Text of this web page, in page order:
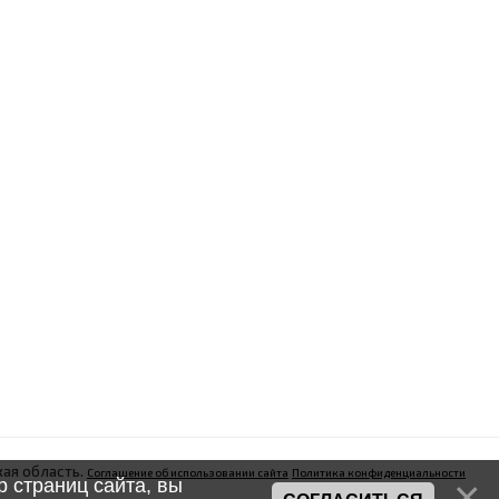
область. Соглашение об использовании сайта Политика конфиденциальности
страниц сайта, вы